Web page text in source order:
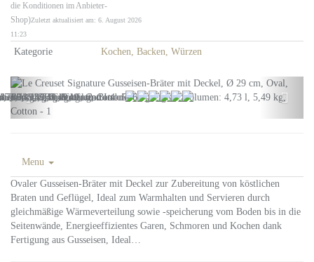
die Konditionen im Anbieter-
Shop)Zuletzt aktualisiert am: 6. August 2026
11:23
Kategorie Kochen, Backen, Würzen
Menu
Ovaler Gusseisen-Bräter mit Deckel zur Zubereitung von köstlichen
Braten und Geflügel, Ideal zum Warmhalten und Servieren durch
gleichmäßige Wärmeverteilung sowie -speicherung vom Boden bis in die
Seitenwände, Energieeffizientes Garen, Schmoren und Kochen dank
Fertigung aus Gusseisen, Ideal…